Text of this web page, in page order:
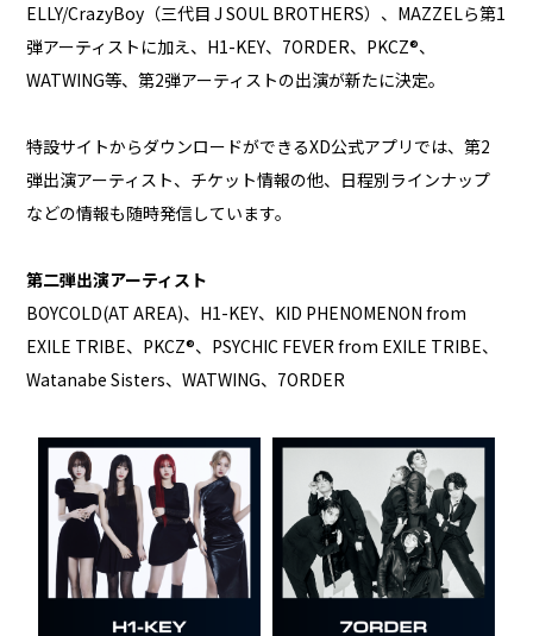
ELLY/CrazyBoy（三代目 J SOUL BROTHERS）、MAZZELら第1
弾アーティストに加え、H1-KEY、7ORDER、PKCZ®️、
WATWING等、第2弾アーティストの出演が新たに決定。
特設サイトからダウンロードができるXD公式アプリでは、第2
弾出演アーティスト、チケット情報の他、日程別ラインナップ
などの情報も随時発信しています。
第二弾出演アーティスト
BOYCOLD(AT AREA)、H1-KEY、KID PHENOMENON from
EXILE TRIBE、PKCZ®、PSYCHIC FEVER from EXILE TRIBE、
Watanabe Sisters、WATWING、7ORDER